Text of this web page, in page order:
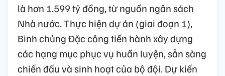
là hơn 1.599 tỷ đồng, từ nguồn ngân sách
Nhà nước. Thực hiện dự án (giai đoạn 1),
Binh chủng Đặc công tiến hành xây dựng
các hạng mục phục vụ huấn luyện, sẵn sàng
chiến đấu và sinh hoạt của bộ đội. Dự kiến